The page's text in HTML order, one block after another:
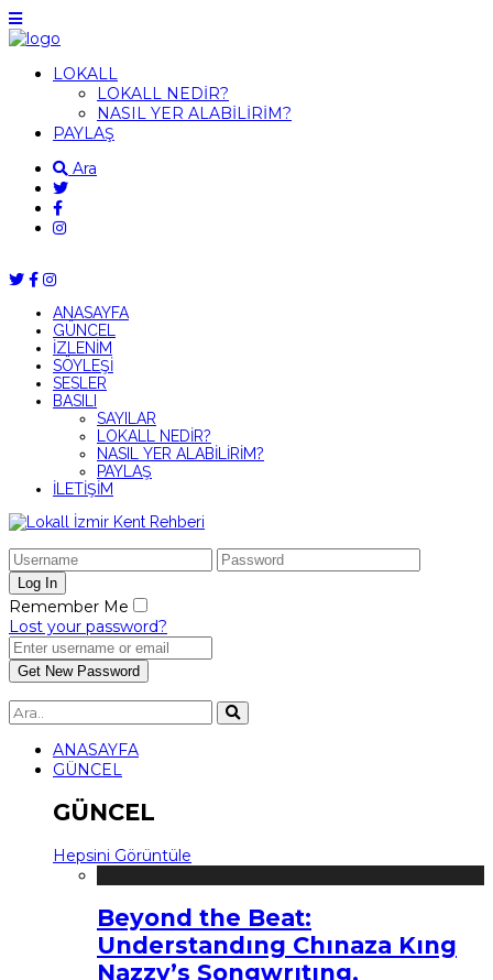
LOKALL
LOKALL NEDİR?
NASIL YER ALABİLİRİM?
PAYLAŞ
Ara
ANASAYFA
GÜNCEL
İZLENİM
SÖYLEŞİ
SESLER
BASILI
SAYILAR
LOKALL NEDİR?
NASIL YER ALABİLİRİM?
PAYLAŞ
İLETİŞİM
Remember Me
Lost your password?
ANASAYFA
GÜNCEL
GÜNCEL
Hepsini Görüntüle
Beyond the Beat:
Understandıng Chınaza Kıng
Nazzy’s Songwrıtıng,